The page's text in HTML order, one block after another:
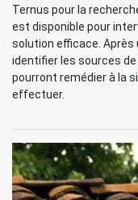
Ternus pour la
est disponible pour
solution efficace.
identifier les sources
pourront remédier à la
effectuer.